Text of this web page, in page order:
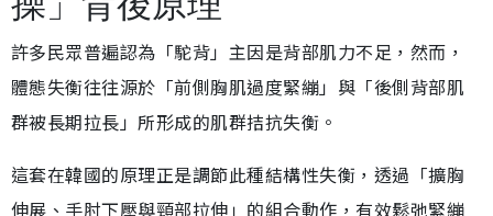
許多民眾普遍認為「駝背」主因是背部肌力不足，然而，
體態失衡往往源於「前側胸肌過度緊繃」與「後側背部肌
群被長期拉長」所形成的肌群拮抗失衡。
這套在韓國的原理正是調節此種結構性失衡，透過「擴胸
伸展、手肘下壓與頸部拉伸」的組合動作，有效鬆弛緊繃